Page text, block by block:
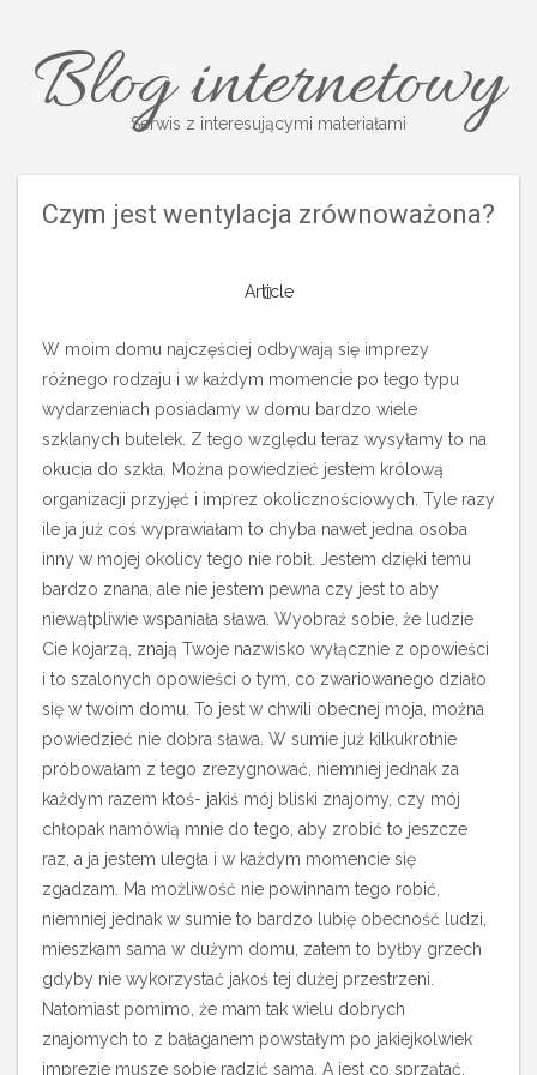
Blog internetowy
Serwis z interesującymi materiałami
Czym jest wentylacja zrównoważona?
Article
W moim domu najczęściej odbywają się imprezy
różnego rodzaju i w każdym momencie po tego typu
wydarzeniach posiadamy w domu bardzo wiele
szklanych butelek. Z tego względu teraz wysyłamy to na
okucia do szkła. Można powiedzieć jestem królową
organizacji przyjęć i imprez okolicznościowych. Tyle razy
ile ja już coś wyprawiałam to chyba nawet jedna osoba
inny w mojej okolicy tego nie robił. Jestem dzięki temu
bardzo znana, ale nie jestem pewna czy jest to aby
niewątpliwie wspaniała sława. Wyobraź sobie, że ludzie
Cie kojarzą, znają Twoje nazwisko wyłącznie z opowieści
i to szalonych opowieści o tym, co zwariowanego działo
się w twoim domu. To jest w chwili obecnej moja, można
powiedzieć nie dobra sława. W sumie już kilkukrotnie
próbowałam z tego zrezygnować, niemniej jednak za
każdym razem ktoś- jakiś mój bliski znajomy, czy mój
chłopak namówią mnie do tego, aby zrobić to jeszcze
raz, a ja jestem uległa i w każdym momencie się
zgadzam. Ma możliwość nie powinnam tego robić,
niemniej jednak w sumie to bardzo lubię obecność ludzi,
mieszkam sama w dużym domu, zatem to byłby grzech
gdyby nie wykorzystać jakoś tej dużej przestrzeni.
Natomiast pomimo, że mam tak wielu dobrych
znajomych to z bałaganem powstałym po jakiejkolwiek
imprezie musze sobie radzić sama. A jest co sprzątać.